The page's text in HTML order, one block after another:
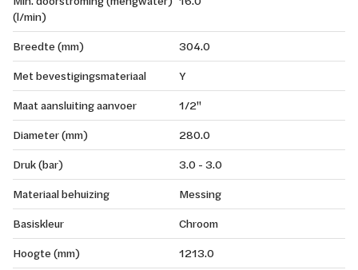
(l/min)
Breedte (mm)
304.0
Met bevestigingsmateriaal
Y
Maat aansluiting aanvoer
1/2"
Diameter (mm)
280.0
Druk (bar)
3.0 - 3.0
Materiaal behuizing
Messing
Basiskleur
Chroom
Hoogte (mm)
1213.0